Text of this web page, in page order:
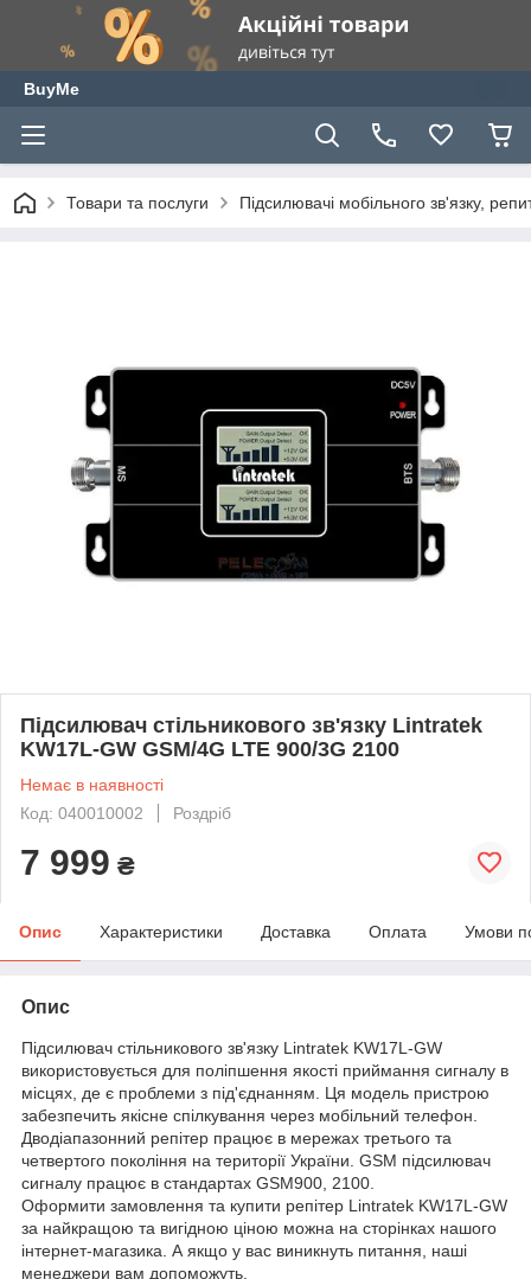
BuyMe
Товари та послуги Підсилювачі мобільного зв'язку,
Підсилювач стільникового зв'язку Lintratek
KW17L-GW GSM/4G LTE 900/3G 2100
Немає в наявності
Код: 040010002
Роздріб
7 999 ₴
Опис Характеристики Доставка Оплата Умови
Опис
Підсилювач стільникового зв'язку Lintratek KW17L-GW
використовується для поліпшення якості приймання сигналу в
місцях, де є проблеми з під'єднанням. Ця модель пристрою
забезпечить якісне спілкування через мобільний телефон.
Дводіапазонний репітер працює в мережах третього та
четвертого покоління на території України. GSM підсилювач
сигналу працює в стандартах GSM900, 2100.
Оформити замовлення та купити репітер Lintratek KW17L-GW
за найкращою та вигідною ціною можна на сторінках нашого
інтернет-магазика. А якщо у вас виникнуть питання, наші
менеджери вам допоможуть.